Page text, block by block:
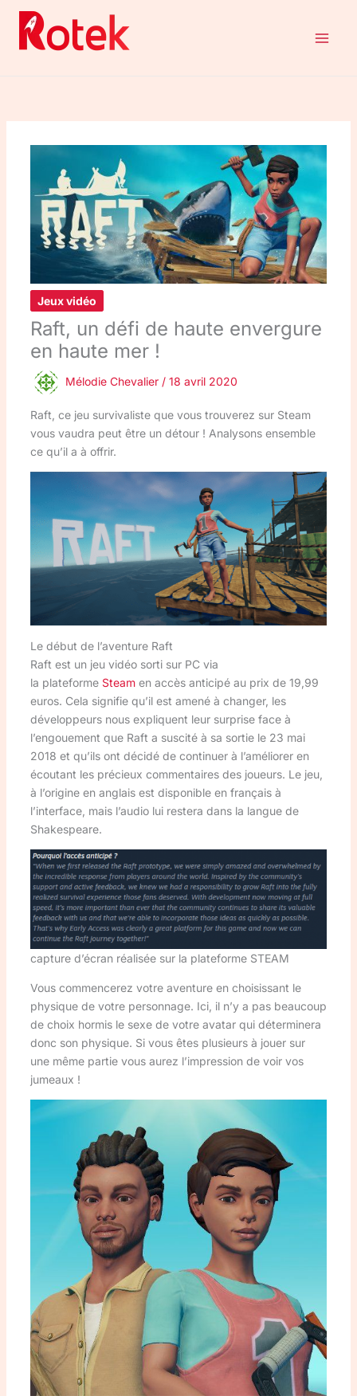
Aller
contenu
Jeux vidéo
Raft, un défi de haute envergure
en haute mer !
Mélodie Chevalier / 18 avril 2020
Raft, ce jeu survivaliste que vous trouverez sur Steam
vous vaudra peut être un détour ! Analysons ensemble
ce qu’il a à offrir.
Le début de l’aventure Raft
Raft est un jeu vidéo sorti sur PC via
la plateforme Steamen accès anticipé au prix de 19,99
euros. Cela signifie qu’il est amené à changer, les
développeurs nous expliquent leur surprise face à
l’engouement que Raft a suscité à sa sortie le 23 mai
2018 et qu’ils ont décidé de continuer à l’améliorer en
écoutant les précieux commentaires des joueurs. Le jeu,
à l’origine en anglais est disponible en français à
l’interface, mais l’audio lui restera dans la langue de
Shakespeare.
capture d’écran réalisée sur la plateforme STEAM
Vous commencerez votre aventure en choisissant le
physique de votre personnage. Ici, il n’y a pas beaucoup
de choix hormis le sexe de votre avatar qui déterminera
donc son physique. Si vous êtes plusieurs à jouer sur
une même partie vous aurez l’impression de voir vos
jumeaux !